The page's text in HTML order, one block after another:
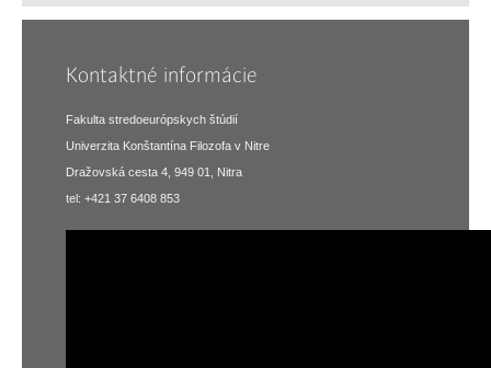
Kontaktné informácie
Fakulta stredoeurópskych štúdií
Univerzita Konštantína Filozofa v Nitre
Dražovská cesta 4, 949 01, Nitra
tel: +421 37 6408 853